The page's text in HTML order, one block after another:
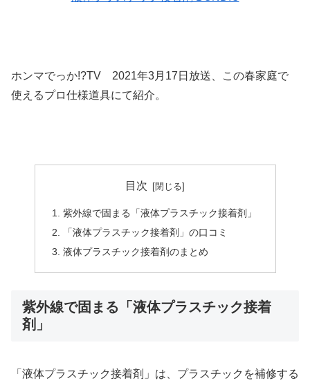
ホンマでっか!?TV 2021年3月17日放送、この春家庭で
使えるプロ仕様道具にて紹介。
目次
紫外線で固まる「液体プラスチック接着剤」
「液体プラスチック接着剤」の口コミ
液体プラスチック接着剤のまとめ
紫外線で固まる「液体プラスチック接着
剤」
「液体プラスチック接着剤」は、プラスチックを補修する